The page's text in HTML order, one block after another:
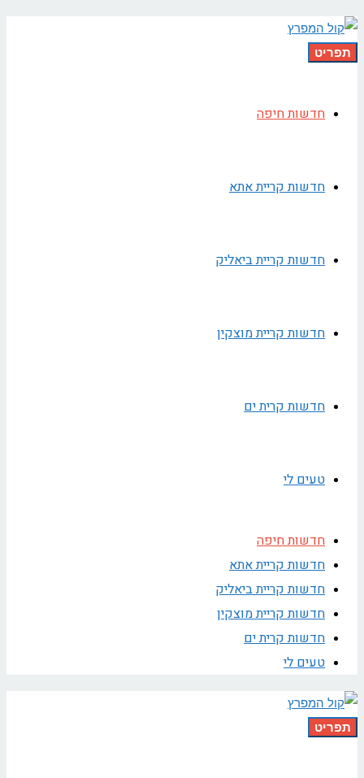
תפריט
חדשות חיפה
חדשות קריית אתא
חדשות קריית ביאליק
חדשות קריית מוצקין
חדשות קרית ים
טעים לי
חדשות חיפה
חדשות קריית אתא
חדשות קריית ביאליק
חדשות קריית מוצקין
חדשות קרית ים
טעים לי
תפריט